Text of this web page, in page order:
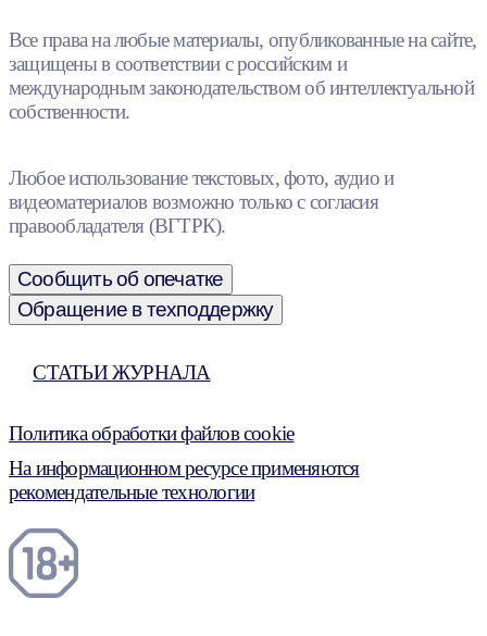
Все права на любые материалы, опубликованные на сайте,
защищены в соответствии с российским и
международным законодательством об интеллектуальной
собственности.
Любое использование текстовых, фото, аудио и
видеоматериалов возможно только с согласия
правообладателя (ВГТРК).
Сообщить об опечатке
Обращение в техподдержку
СТАТЬИ ЖУРНАЛА
Политика обработки файлов cookie
На информационном ресурсе применяются
рекомендательные технологии